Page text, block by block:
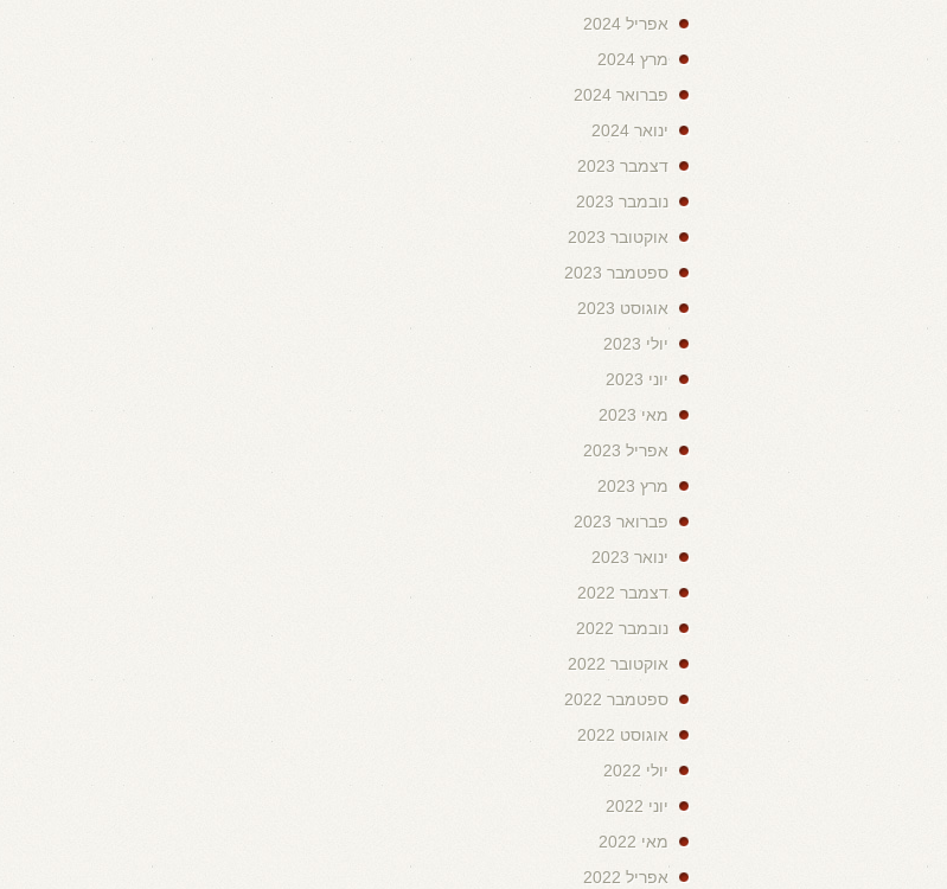
אפריל 2024
מרץ 2024
פברואר 2024
ינואר 2024
דצמבר 2023
נובמבר 2023
אוקטובר 2023
ספטמבר 2023
אוגוסט 2023
יולי 2023
יוני 2023
מאי 2023
אפריל 2023
מרץ 2023
פברואר 2023
ינואר 2023
דצמבר 2022
נובמבר 2022
אוקטובר 2022
ספטמבר 2022
אוגוסט 2022
יולי 2022
יוני 2022
מאי 2022
אפריל 2022